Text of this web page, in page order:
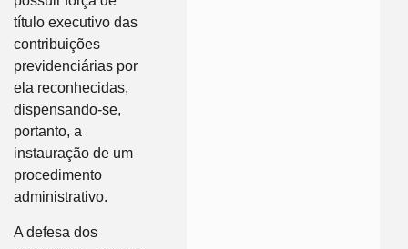
título executivo das
contribuições
previdenciárias por
ela reconhecidas,
dispensando-se,
portanto, a
instauração de um
procedimento
administrativo.
A defesa dos